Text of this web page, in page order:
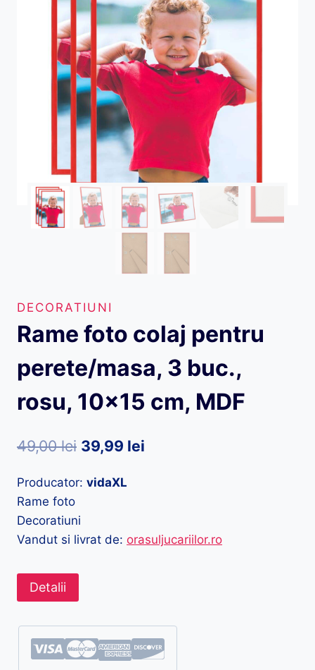
DECORATIUNI
Rame foto colaj pentru
perete/masa, 3 buc.,
rosu, 10×15 cm, MDF
49,00lei Prețul
49,00 lei.
39,99 lei
Producator: vidaXL
Rame foto
Decoratiuni
Vandut si livrat de: orasuljucariilor.ro
Detalii